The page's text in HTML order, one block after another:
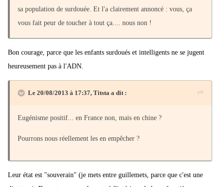
sa population de surdouée. Et l'a clairement annoncé : vous, ça
vous fait peur de toucher à tout ça.... nous non !
Bon courage, parce que les enfants surdoués et intelligents ne se jugent
heureusement pas à l'ADN.
Le 20/08/2013 à 17:37, Titsta a dit :
Eugénisme positif... en France non, mais en chine ?
Pourrons nous réellement les en empêcher ?
Leur état est "souverain" (je mets entre guillemets, parce que c'est une